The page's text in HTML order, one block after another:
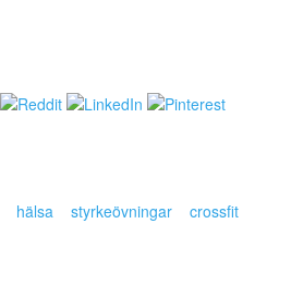
hälsa styrkeövningar crossfit